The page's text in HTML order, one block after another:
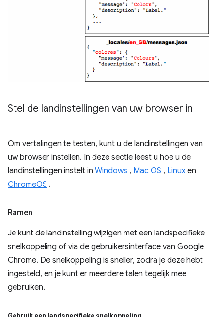
Stel de landinstellingen van uw browser in
Om vertalingen te testen, kunt u de landinstellingen van
uw browser instellen. In deze sectie leest u hoe u de
landinstellingen instelt in Windows , Mac OS , Linux en
ChromeOS .
Ramen
Je kunt de landinstelling wijzigen met een landspecifieke
snelkoppeling of via de gebruikersinterface van Google
Chrome. De snelkoppeling is sneller, zodra je deze hebt
ingesteld, en je kunt er meerdere talen tegelijk mee
gebruiken.